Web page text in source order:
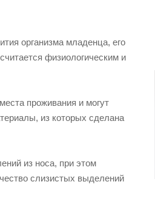
организма младенца, его
физиологическим и
проживания и могут
из которых сделана
из носа, при этом
слизистых выделений